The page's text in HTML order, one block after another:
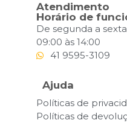
Atendimento
Horário de
De segunda a
09:00 às 14:00
41 9595-3109
Ajuda
Políticas de
Políticas de